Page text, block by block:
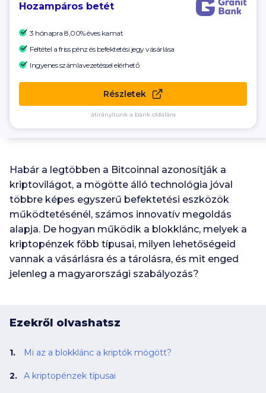
Hozampáros betét
3 hónapra 8,00% éves kamat
Feltétel a friss pénz és befektetési jegy vásárlása
Ingyenes számlavezetéssel elérhető
Részletek
átirányítunk a bank oldalára
Habár a legtöbben a Bitcoinnal azonosítják a
kriptovilágot, a mögötte álló technológia jóval
többre képes egyszerű befektetési eszközök
működtetésénél, számos innovatív megoldás
alapja. De hogyan működik a blokklánc, melyek a
kriptopénzek főbb típusai, milyen lehetőségeid
vannak a vásárlásra és a tárolásra, és mit enged
jelenleg a magyarországi szabályozás?
Ezekről olvashatsz
Mi az a blokklánc a kriptók mögött?
A kriptopénzek típusai